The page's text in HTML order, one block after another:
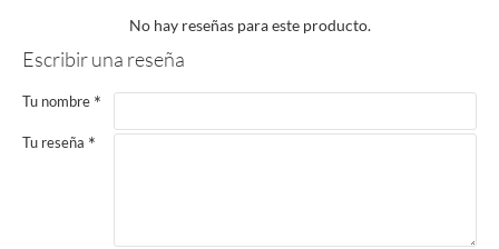
No hay reseñas para este producto.
Escribir una reseña
Tu nombre
Tu reseña